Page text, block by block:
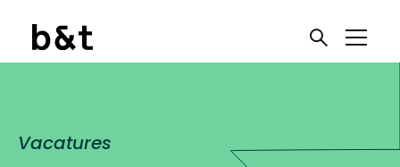
Vacatures